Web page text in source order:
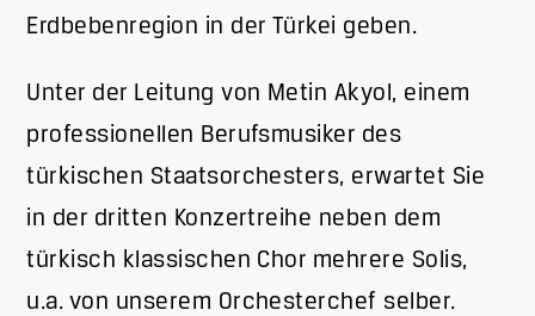
Erdbebenregion in der Türkei geben.
Unter der Leitung von Metin Akyol, einem
professionellen Berufsmusiker des
türkischen Staatsorchesters, erwartet Sie
in der dritten Konzertreihe neben dem
türkisch klassischen Chor mehrere Solis,
u.a. von unserem Orchesterchef selber.